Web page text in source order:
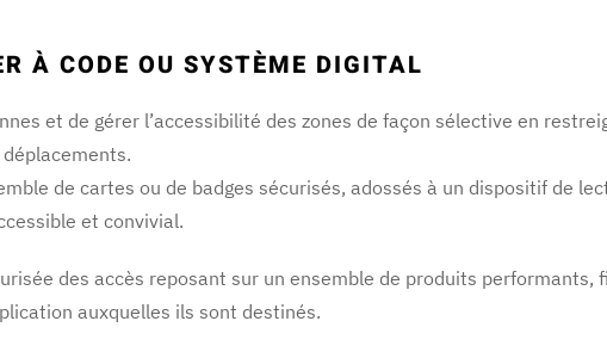
À CODE OU SYSTÈME DIGITAL
et de gérer l’accessibilité des zones de façon sélective en
de cartes ou de badges sécurisés, adossés à un dispositif de
et convivial.
des accès reposant sur un ensemble de produits performants,
auxquelles ils sont destinés.